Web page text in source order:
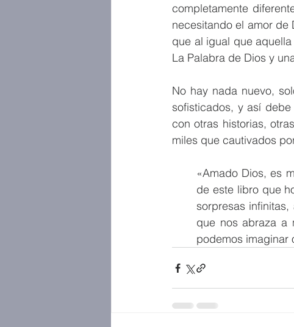
completamente
necesitando el amor de
que al igual que
La Palabra de Dios y
No hay nada nuevo,
sofisticados, y así
con otras historias,
miles que cautivados
«Amado Dios, es
de este libro que
sorpresas
que nos abraza a
podemos imaginar